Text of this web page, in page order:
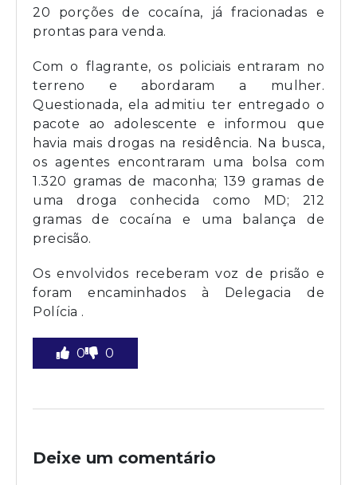
20 porções de cocaína, já fracionadas e
prontas para venda.
Com o flagrante, os policiais entraram no
terreno e abordaram a mulher.
Questionada, ela admitiu ter entregado o
pacote ao adolescente e informou que
havia mais drogas na residência. Na busca,
os agentes encontraram uma bolsa com
1.320 gramas de maconha; 139 gramas de
uma droga conhecida como MD; 212
gramas de cocaína e uma balança de
precisão.
Os envolvidos receberam voz de prisão e
foram encaminhados à Delegacia de
Polícia .
0 0
Deixe um comentário